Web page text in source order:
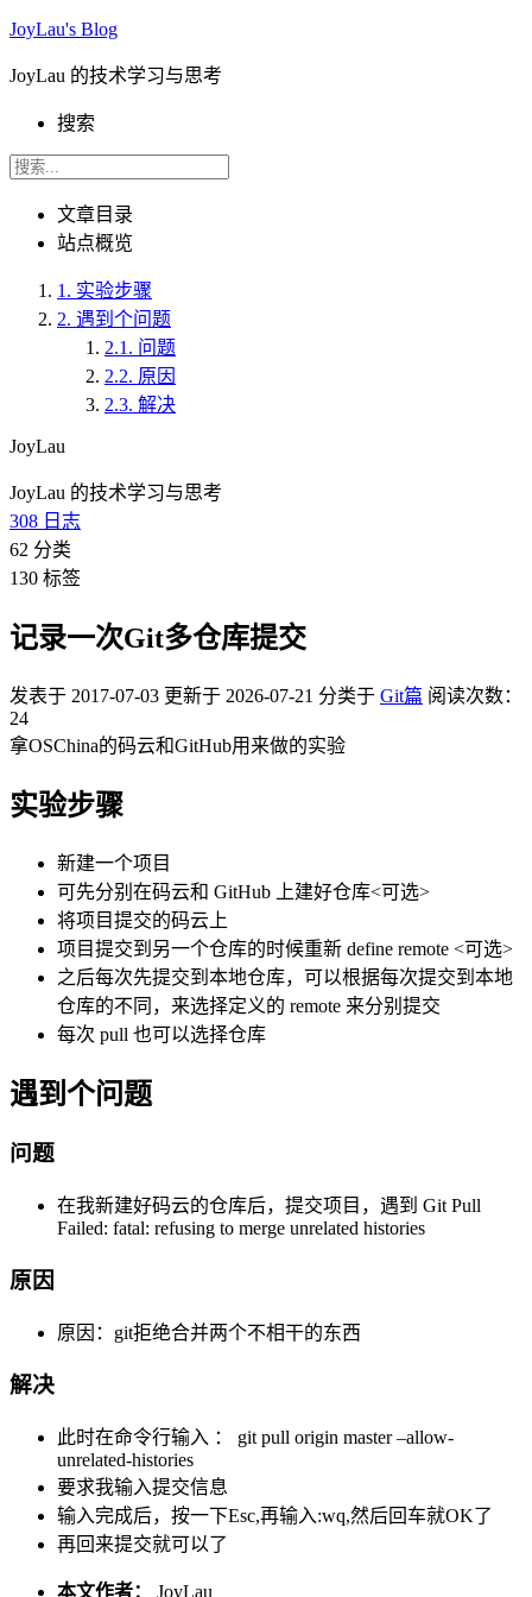
JoyLau's Blog
JoyLau 的技术学习与思考
搜索
文章目录
站点概览
1. 实验步骤
2. 遇到个问题
2.1. 问题
2.2. 原因
2.3. 解决
JoyLau
JoyLau 的技术学习与思考
308 日志
62 分类
130 标签
记录一次Git多仓库提交
发表于 2017-07-03 更新于 2026-07-21 分类于 Git篇 阅读次数：
24
拿OSChina的码云和GitHub用来做的实验
实验步骤
新建一个项目
可先分别在码云和 GitHub 上建好仓库<可选>
将项目提交的码云上
项目提交到另一个仓库的时候重新 define remote <可选>
之后每次先提交到本地仓库，可以根据每次提交到本地
仓库的不同，来选择定义的 remote 来分别提交
每次 pull 也可以选择仓库
遇到个问题
问题
在我新建好码云的仓库后，提交项目，遇到 Git Pull
Failed: fatal: refusing to merge unrelated histories
原因
原因：git拒绝合并两个不相干的东西
解决
此时在命令行输入 ： git pull origin master –allow-
unrelated-histories
要求我输入提交信息
输入完成后，按一下Esc,再输入:wq,然后回车就OK了
再回来提交就可以了
本文作者： JoyLau